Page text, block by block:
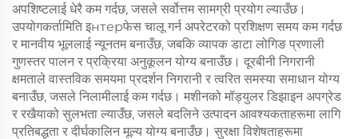
अपशिष्टलाई धेरै कम गर्दछ, जसले सर्वोत्तम सामग्री प्रयोग ल्याउँछ।
उपयोगकर्तामिति इнтерफेस चालू गर्न अपरेटरको प्रशिक्षण समय कम गर्दछ
र मानवीय भूललाई न्यूनतम बनाउँछ, जबकि व्यापक डाटा लोगिङ प्रणाली
गुणस्तर पालन र प्रक्रिया अनुकूलन योग्य बनाउँछ। दूरबीनी निगरानी
क्षमताले वास्तविक समयमा प्रदर्शन निगरानी र त्वरित समस्या समाधान योग्य
बनाउँछ, जसले निलामीलाई कम गर्दछ। मशीनको मॉड्युलर डिझाइन अपग्रेड
र रखैयाको सुलभता ल्याउँछ, जसले बदलिने उत्पादन आवश्यकताहरूमा लागि
प्रतिबद्धता र दीर्घकालिन मूल्य योग्य बनाउँछ। सुरक्षा विशेषताहरूमा